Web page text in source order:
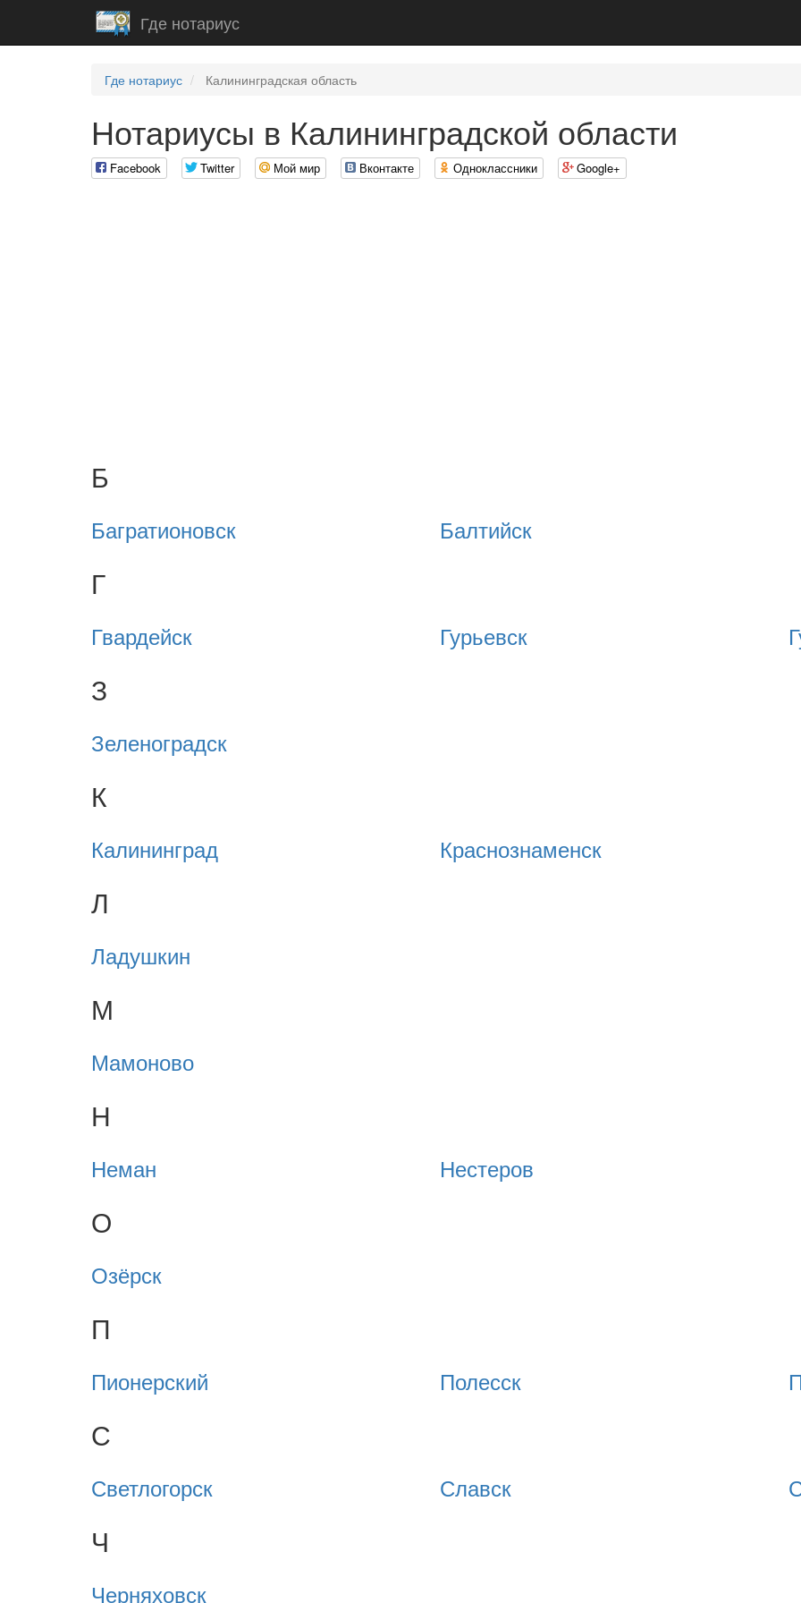
Где нотариус
Где нотариус Калининградская область
Нотариусы в Калининградской области
Facebook Twitter Мой мир Вконтакте Одноклассники Google+
Б
Багратионовск Балтийск
Г
Гвардейск Гурьевск
З
Зеленоградск
К
Калининград Краснознаменск
Л
Ладушкин
М
Мамоново
Н
Неман Нестеров
О
Озёрск
П
Пионерский Полесск
С
Светлогорск Славск
Ч
Черняховск